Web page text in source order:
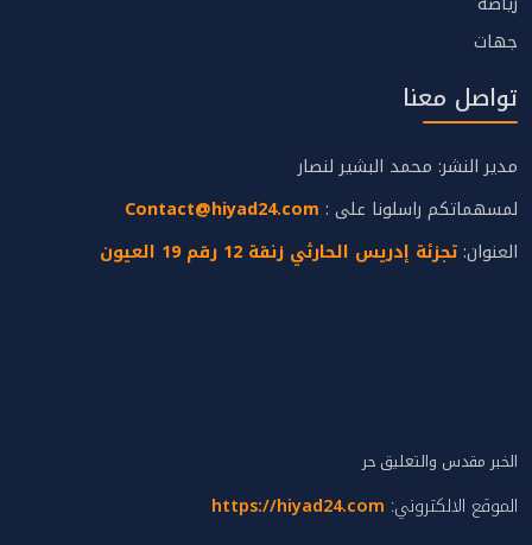
جهات
تواصل معنا
مدير النشر: محمد البشير لنصار
لمسهماتكم راسلونا على : Contact@hiyad24.com
العنوان:تجزئة إدريس الحارثي زنقة 12 رقم 19 العيون
الخبر مقدس والتعليق حر
الموقع الالكتروني: